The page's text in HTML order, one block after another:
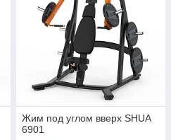
Жим под углом вверх SHUA
6901